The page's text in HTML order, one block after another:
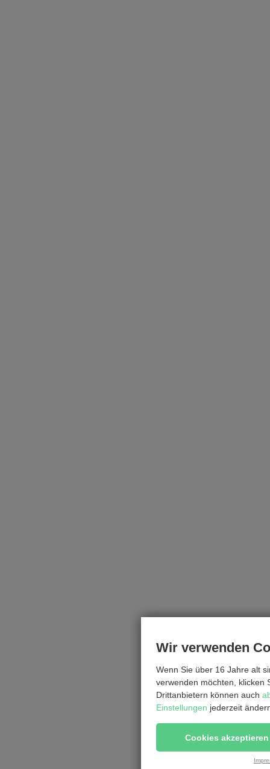
Wir verwenden
Wenn Sie über 16 Jahre alt
verwenden möchten, klicken
Drittanbietern können auch
Einstellungen jederzeit
Cookies akzeptieren